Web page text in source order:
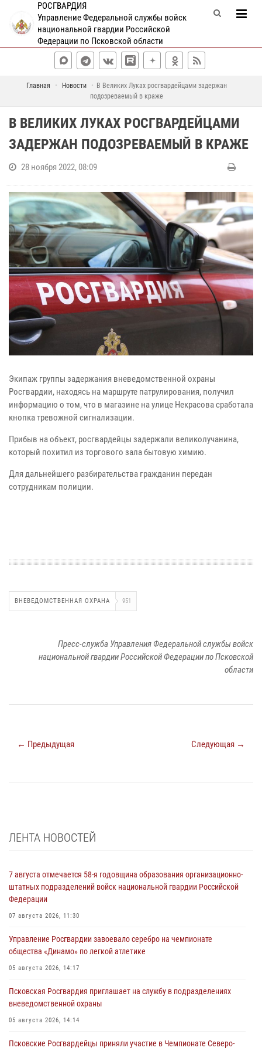
РОСГВАРДИЯ
Управление Федеральной службы войск
национальной гвардии Российской
Федерации по Псковской области
Главная Новости
В Великих Луках росгвардейцами задержан
подозреваемый в краже
В ВЕЛИКИХ ЛУКАХ РОСГВАРДЕЙЦАМИ
ЗАДЕРЖАН ПОДОЗРЕВАЕМЫЙ В КРАЖЕ
28 ноября 2022, 08:09
Экипаж группы задержания вневедомственной охраны
Росгвардии, находясь на маршруте патрулирования, получил
информацию о том, что в магазине на улице Некрасова сработала
кнопка тревожной сигнализации.
Прибыв на объект, росгвардейцы задержали великолучанина,
который похитил из торгового зала бытовую химию.
Для дальнейшего разбирательства гражданин передан
сотрудникам полиции.
ВНЕВЕДОМСТВЕННАЯ ОХРАНА 951
Пресс-служба Управления Федеральной службы войск
национальной гвардии Российской Федерации по Псковской
области
← Предыдущая Следующая →
ЛЕНТА НОВОСТЕЙ
7 августа отмечается 58-я годовщина образования организационно-
штатных подразделений войск национальной гвардии Российской
Федерации
07 августа 2026, 11:30
Управление Росгвардии завоевало серебро на чемпионате
общества «Динамо» по легкой атлетике
05 августа 2026, 14:17
Псковская Росгвардия приглашает на службу в подразделениях
вневедомственной охраны
05 августа 2026, 14:14
Псковские Росгвардейцы приняли участие в Чемпионате Северо-